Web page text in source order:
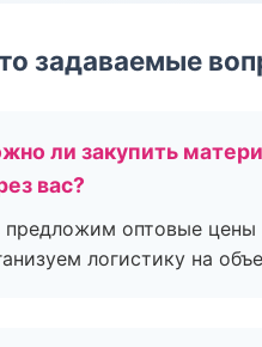
задаваемые
ли закупить
вас?
предложим оптовые цены
логистику на